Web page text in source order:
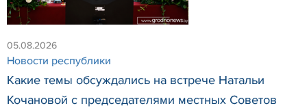
05.08.2026
Новости республики
Какие темы обсуждались на встрече Натальи
Кочановой с председателями местных Советов